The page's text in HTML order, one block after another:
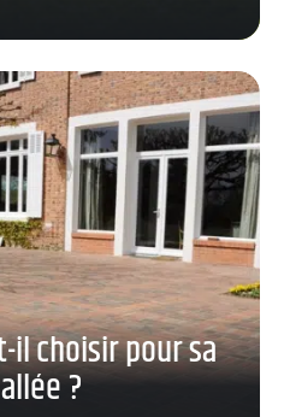
il choisir pour sa
?